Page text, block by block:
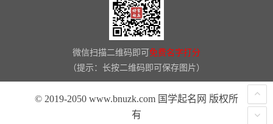
微信扫描二维码即可免费名字打分
（提示：长按二维码即可保存图片）
© 2019-2050 www.bnuzk.com 国学起名网 版权所
有